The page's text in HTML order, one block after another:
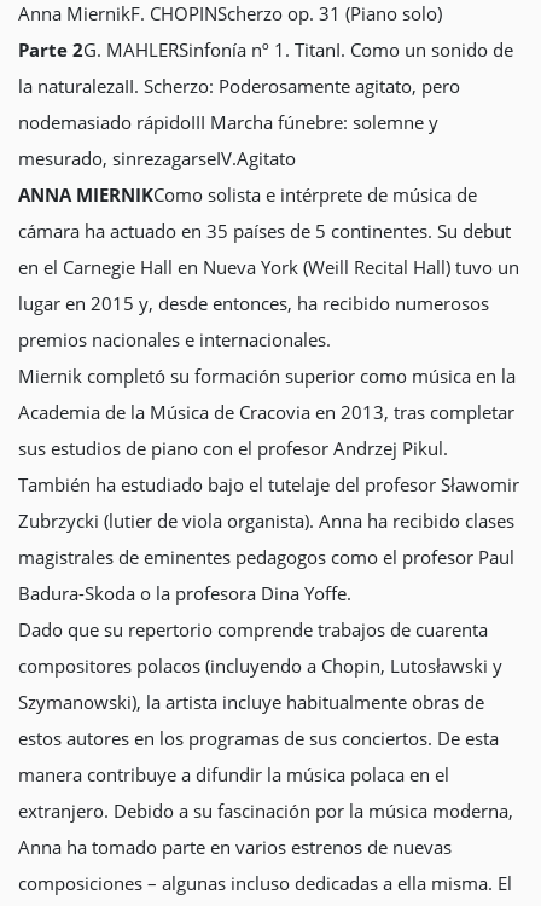
Anna MiernikF. CHOPINScherzo op. 31 (Piano solo)
Parte 2G. MAHLERSinfonía nº 1. TitanI. Como un sonido de
la naturalezaII. Scherzo: Poderosamente agitato, pero
nodemasiado rápidoIII Marcha fúnebre: solemne y
mesurado, sinrezagarseIV.Agitato
ANNA MIERNIKComo solista e intérprete de música de
cámara ha actuado en 35 países de 5 continentes. Su debut
en el Carnegie Hall en Nueva York (Weill Recital Hall) tuvo un
lugar en 2015 y, desde entonces, ha recibido numerosos
premios nacionales e internacionales.
Miernik completó su formación superior como música en la
Academia de la Música de Cracovia en 2013, tras completar
sus estudios de piano con el profesor Andrzej Pikul.
También ha estudiado bajo el tutelaje del profesor Sławomir
Zubrzycki (lutier de viola organista). Anna ha recibido clases
magistrales de eminentes pedagogos como el profesor Paul
Badura-Skoda o la profesora Dina Yoffe.
Dado que su repertorio comprende trabajos de cuarenta
compositores polacos (incluyendo a Chopin, Lutosławski y
Szymanowski), la artista incluye habitualmente obras de
estos autores en los programas de sus conciertos. De esta
manera contribuye a difundir la música polaca en el
extranjero. Debido a su fascinación por la música moderna,
Anna ha tomado parte en varios estrenos de nuevas
composiciones – algunas incluso dedicadas a ella misma. El